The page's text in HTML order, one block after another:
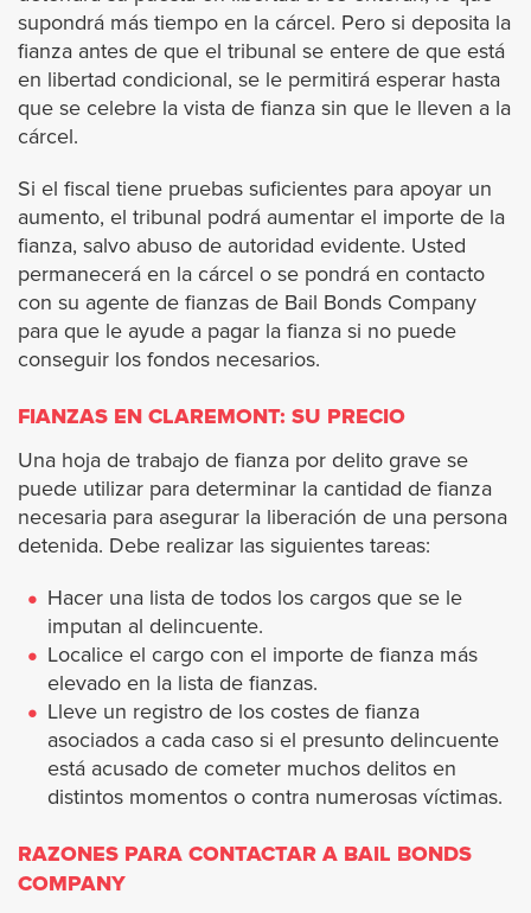
Cathedral City
Coachella
Desert Hot Springs
Eastvale
Hemet
Indian Wells
Indio
Jurupa Valley City
Lake Elsinore
La Quinta
Menifee
Moreno Valley
supondrá más tiempo en la cárcel. Pero si deposita la
fianza antes de que el tribunal se entere de que está
en libertad condicional, se le permitirá esperar hasta
que se celebre la vista de fianza sin que le lleven a la
cárcel.
Si el fiscal tiene pruebas suficientes para apoyar un
aumento, el tribunal podrá aumentar el importe de la
fianza, salvo abuso de autoridad evidente. Usted
permanecerá en la cárcel o se pondrá en contacto
con su agente de fianzas de Bail Bonds Company
para que le ayude a pagar la fianza si no puede
conseguir los fondos necesarios.
FIANZAS EN CLAREMONT: SU PRECIO
Una hoja de trabajo de fianza por delito grave se
puede utilizar para determinar la cantidad de fianza
necesaria para asegurar la liberación de una persona
detenida. Debe realizar las siguientes tareas:
Hacer una lista de todos los cargos que se le
imputan al delincuente.
Localice el cargo con el importe de fianza más
elevado en la lista de fianzas.
Lleve un registro de los costes de fianza
asociados a cada caso si el presunto delincuente
está acusado de cometer muchos delitos en
distintos momentos o contra numerosas víctimas.
RAZONES PARA CONTACTAR A BAIL BONDS
COMPANY